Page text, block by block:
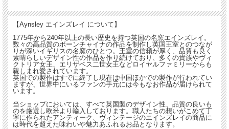
【Aynsley エインズレイ について】
1775年から240年以上の長い歴史を持つ英国の名窯エインズレイ。
数々の高品質のボーンチャイナの作品を制作し英国王室とのつなが
りが深いイギリスの名窯のひとつ。王室の信頼が厚く、品質も良く
素晴らしいデザイン性の作品を作り続けており、多くの貴族やヴィ
クトリア女王、エリザベス二世女王などロイヤルファミリーからも
親しまれ愛されています。
英国での製作はすでに終了し現在は中国ほかでの製作が行われてい
ますが、世界中にいるファンの手元には今もなお作品が届けられて
います。
当ショップにおいては、すべて英国製のデザイン性、品質の良いも
のを厳選し欧米より輸入しております。職人たちの想いがこめて丁
寧に作られたアンティーク、ヴィンテージのエインズレイの商品に
は時代を超えた味わいや魅力あふれるお品となります。